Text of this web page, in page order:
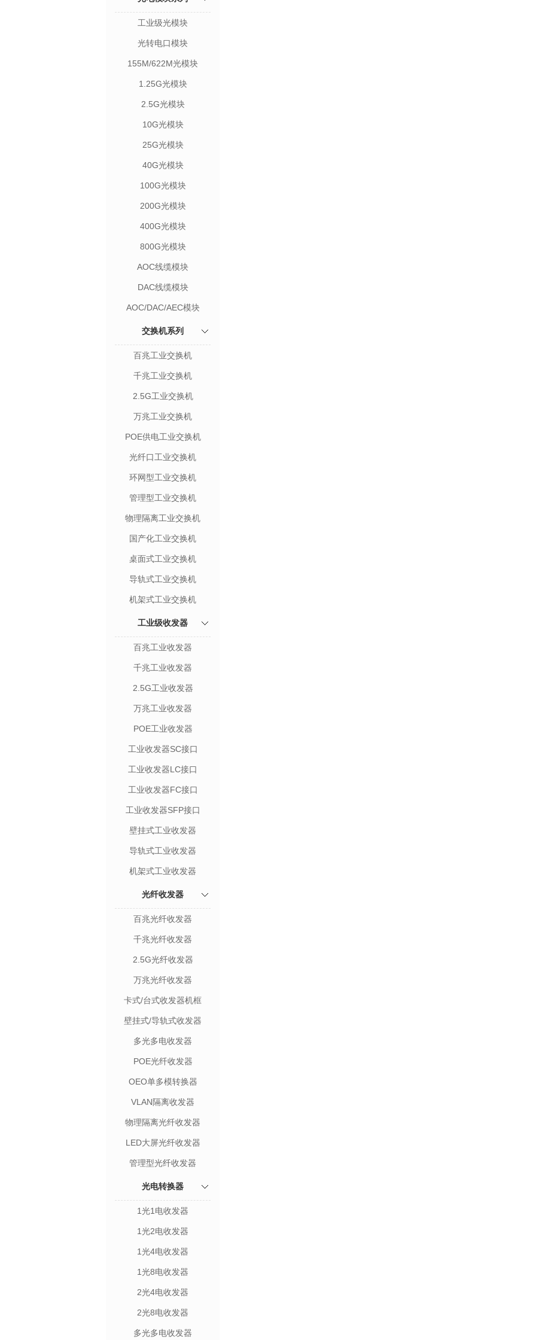
工业级光模块
光转电口模块
155M/622M光模块
1.25G光模块
2.5G光模块
10G光模块
25G光模块
40G光模块
100G光模块
200G光模块
400G光模块
800G光模块
AOC线缆模块
DAC线缆模块
AOC/DAC/AEC模块
交换机系列
百兆工业交换机
千兆工业交换机
2.5G工业交换机
万兆工业交换机
POE供电工业交换机
光纤口工业交换机
环网型工业交换机
管理型工业交换机
物理隔离工业交换机
国产化工业交换机
桌面式工业交换机
导轨式工业交换机
机架式工业交换机
工业级收发器
百兆工业收发器
千兆工业收发器
2.5G工业收发器
万兆工业收发器
POE工业收发器
工业收发器SC接口
工业收发器LC接口
工业收发器FC接口
工业收发器SFP接口
壁挂式工业收发器
导轨式工业收发器
机架式工业收发器
光纤收发器
百兆光纤收发器
千兆光纤收发器
2.5G光纤收发器
万兆光纤收发器
卡式/台式收发器机框
壁挂式/导轨式收发器
多光多电收发器
POE光纤收发器
OEO单多模转换器
VLAN隔离收发器
物理隔离光纤收发器
LED大屏光纤收发器
管理型光纤收发器
光电转换器
1光1电收发器
1光2电收发器
1光4电收发器
1光8电收发器
2光4电收发器
2光8电收发器
多光多电收发器